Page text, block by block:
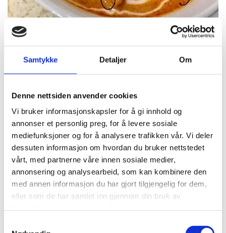
Samtykke Detaljer Om
Denne nettsiden anvender cookies
Vi bruker informasjonskapsler for å gi innhold og
annonser et personlig preg, for å levere sosiale
mediefunksjoner og for å analysere trafikken vår. Vi deler
dessuten informasjon om hvordan du bruker nettstedet
vårt, med partnerne våre innen sosiale medier,
annonsering og analysearbeid, som kan kombinere den
med annen informasjon du har gjort tilgjengelig for dem,
eller som de har samlet inn gjennom din bruk av
Nr 9
rød curry i kokkos saus med